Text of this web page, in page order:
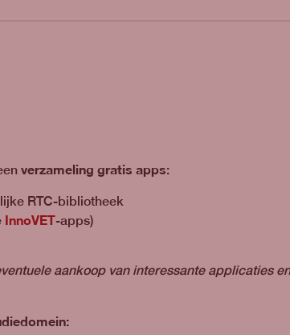
verzameling gratis apps:
RTC-bibliotheek
InnoVET-apps)
aankoop van interessante applicaties